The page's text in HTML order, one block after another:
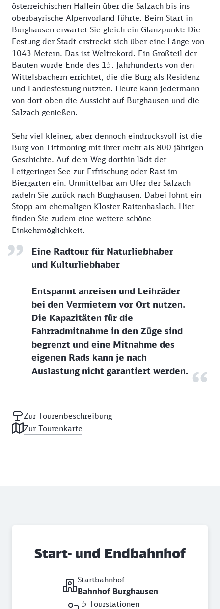
österreichischen Hallein über die Salzach bis ins
oberbayrische Alpenvorland führte. Beim Start in
Burghausen erwartet Sie gleich ein Glanzpunkt: Die
Festung der Stadt erstreckt sich über eine Länge von
1043 Metern. Das ist Weltrekord. Ein Großteil der
Bauten wurde Ende des 15. Jahrhunderts von den
Wittelsbachern errichtet, die die Burg als Residenz
und Landesfestung nutzten. Heute kann jedermann
von dort oben die Aussicht auf Burghausen und die
Salzach genießen.
Sehr viel kleiner, aber dennoch eindrucksvoll ist die
Burg von Tittmoning mit ihrer mehr als 800 jährigen
Geschichte. Auf dem Weg dorthin lädt der
Leitgeringer See zur Erfrischung oder Rast im
Biergarten ein. Unmittelbar am Ufer der Salzach
radeln Sie zurück nach Burghausen. Dabei lohnt ein
Stopp am ehemaligen Kloster Raitenhaslach. Hier
finden Sie zudem eine weitere schöne
Einkehrmöglichkeit.
Eine Radtour für Naturliebhaber
und Kulturliebhaber
Entspannt anreisen und Leihräder
bei den Vermietern vor Ort nutzen.
Die Kapazitäten für die
Fahrradmitnahme in den Züge sind
begrenzt und eine Mitnahme des
eigenen Rads kann je nach
Auslastung nicht garantiert werden.
Zur Tourenbeschreibung
Zur Tourenkarte
Start- und Endbahnhof
Startbahnhof
Bahnhof Burghausen
5 Tourstationen